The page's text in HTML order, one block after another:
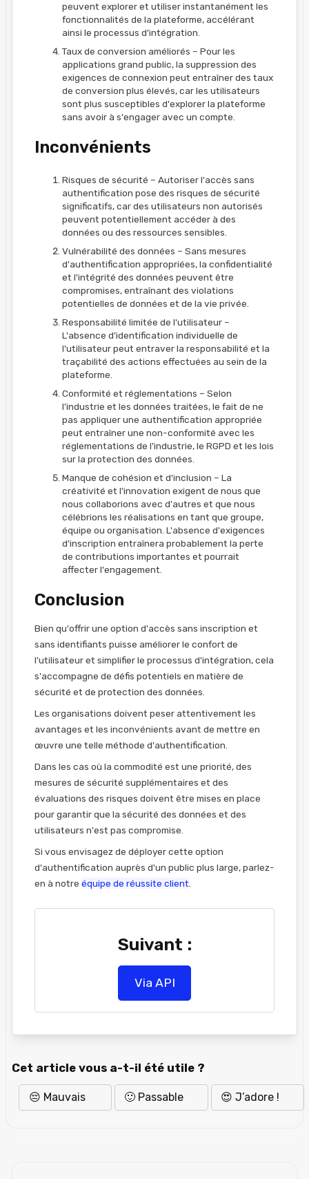
peuvent explorer et utiliser instantanément les
fonctionnalités de la plateforme, accélérant
ainsi le processus d'intégration.
Taux de conversion améliorés – Pour les
applications grand public, la suppression des
exigences de connexion peut entraîner des taux
de conversion plus élevés, car les utilisateurs
sont plus susceptibles d'explorer la plateforme
sans avoir à s'engager avec un compte.
Inconvénients
Risques de sécurité – Autoriser l'accès sans
authentification pose des risques de sécurité
significatifs, car des utilisateurs non autorisés
peuvent potentiellement accéder à des
données ou des ressources sensibles.
Vulnérabilité des données – Sans mesures
d'authentification appropriées, la confidentialité
et l'intégrité des données peuvent être
compromises, entraînant des violations
potentielles de données et de la vie privée.
Responsabilité limitée de l'utilisateur –
L'absence d'identification individuelle de
l'utilisateur peut entraver la responsabilité et la
traçabilité des actions effectuées au sein de la
plateforme.
Conformité et réglementations – Selon
l'industrie et les données traitées, le fait de ne
pas appliquer une authentification appropriée
peut entraîner une non-conformité avec les
réglementations de l'industrie, le RGPD et les lois
sur la protection des données.
Manque de cohésion et d'inclusion – La
créativité et l'innovation exigent de nous que
nous collaborions avec d'autres et que nous
célébrions les réalisations en tant que groupe,
équipe ou organisation. L'absence d'exigences
d'inscription entraînera probablement la perte
de contributions importantes et pourrait
affecter l'engagement.
Conclusion
Bien qu'offrir une option d'accès sans inscription et
sans identifiants puisse améliorer le confort de
l'utilisateur et simplifier le processus d'intégration, cela
s'accompagne de défis potentiels en matière de
sécurité et de protection des données.
Les organisations doivent peser attentivement les
avantages et les inconvénients avant de mettre en
œuvre une telle méthode d'authentification.
Dans les cas où la commodité est une priorité, des
mesures de sécurité supplémentaires et des
évaluations des risques doivent être mises en place
pour garantir que la sécurité des données et des
utilisateurs n'est pas compromise.
Si vous envisagez de déployer cette option
d'authentification auprès d'un public plus large, parlez-
en à notre équipe de réussite client
Suivant :
Via API
Cet article vous a-t-il été utile ?
😔 Mauvais 🙂 Passable 😍 J’adore !